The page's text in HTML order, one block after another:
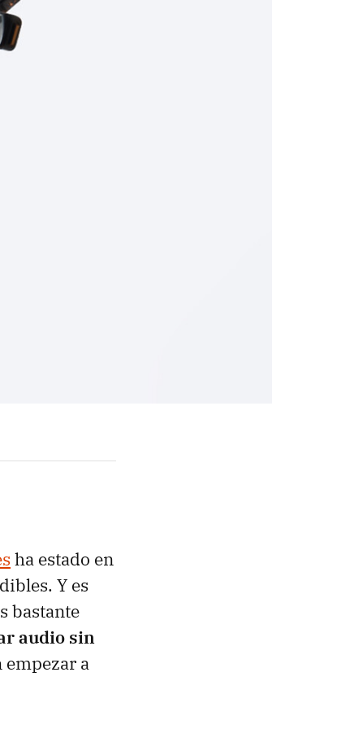
ha estado en
Y es
bastante
audio sin
empezar a